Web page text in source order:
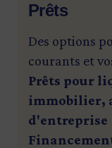
Prêts
Des options
courants et
Prêts pour
immobilier,
d'entreprise